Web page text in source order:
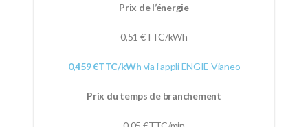
Prix de l’énergie
0,51 €TTC/kWh
0,459 €TTC/kWh via l’appli ENGIE Vianeo
Prix du temps de branchement